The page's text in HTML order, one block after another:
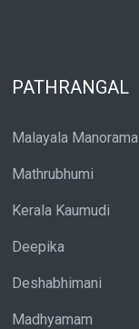
PATHRANGAL
Malayala Manorama
Mathrubhumi
Kerala Kaumudi
Deepika
Deshabhimani
Madhyamam